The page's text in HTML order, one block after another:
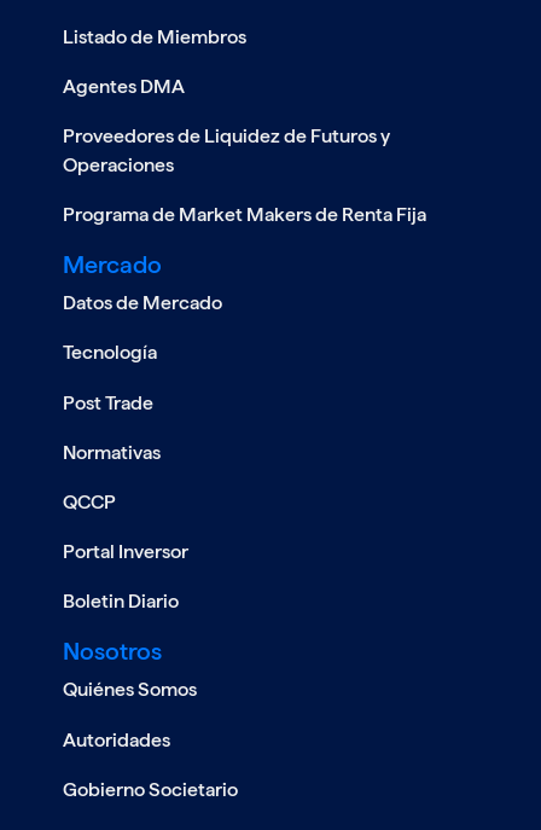
28/10
ASAMBLEA GENERAL
QCCP - Qualifying Central
Counterparty
Listado de Miembros
Agentes DMA
Proveedores de Liquidez de Futuros y
Operaciones
Programa de Market Makers de Renta Fija
Mercado
Datos de Mercado
Tecnología
Post Trade
Normativas
QCCP
Portal Inversor
Boletin Diario
Nosotros
Quiénes Somos
Autoridades
Gobierno Societario